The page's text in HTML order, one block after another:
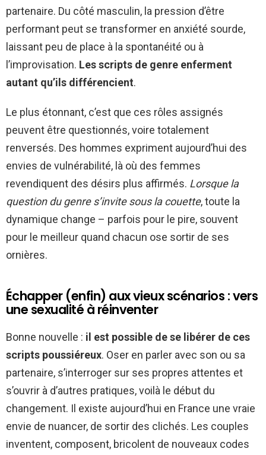
partenaire. Du côté masculin, la pression d’être
performant peut se transformer en anxiété sourde,
laissant peu de place à la spontanéité ou à
l’improvisation. Les scripts de genre enferment
autant qu’ils différencient.
Le plus étonnant, c’est que ces rôles assignés
peuvent être questionnés, voire totalement
renversés. Des hommes expriment aujourd’hui des
envies de vulnérabilité, là où des femmes
revendiquent des désirs plus affirmés. Lorsque la
question du genre s’invite sous la couette, toute la
dynamique change – parfois pour le pire, souvent
pour le meilleur quand chacun ose sortir de ses
ornières.
Échapper (enfin) aux vieux scénarios : vers
une sexualité à réinventer
Bonne nouvelle : il est possible de se libérer de ces
scripts poussiéreux. Oser en parler avec son ou sa
partenaire, s’interroger sur ses propres attentes et
s’ouvrir à d’autres pratiques, voilà le début du
changement. Il existe aujourd’hui en France une vraie
envie de nuancer, de sortir des clichés. Les couples
inventent, composent, bricolent de nouveaux codes